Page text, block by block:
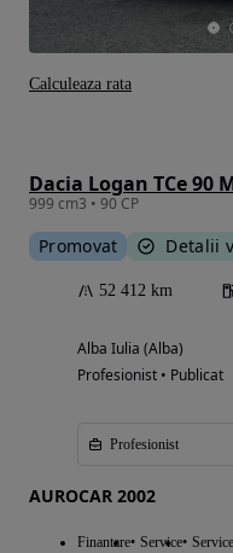
Dacia Logan TCe 90
999 cm3 • 90 CP
Promovat Detalii
52 412 km
Alba Iulia (Alba)
Profesionist • Publicat
Profesionist
AUROCAR 2002
Finantare Service
Calculeaza rata